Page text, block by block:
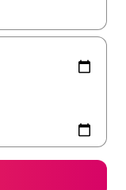
maak je een keuze